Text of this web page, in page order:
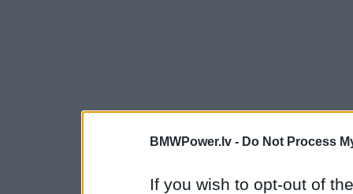
BMWPower.lv - Do Not Process
If you wish to opt-out of